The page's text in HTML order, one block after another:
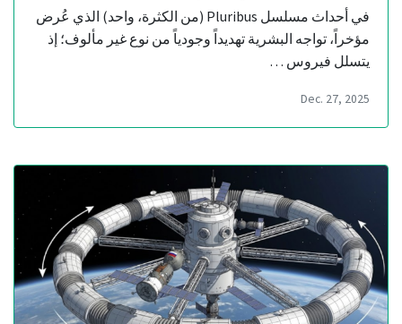
في أحداث مسلسل Pluribus (من الكثرة، واحد) الذي عُرض
مؤخراً، تواجه البشرية تهديداً وجودياً من نوع غير مألوف؛ إذ
يتسلل فيروس …
Dec. 27, 2025